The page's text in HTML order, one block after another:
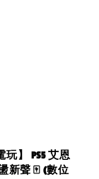
玩】 PS5 艾恩
新聲 🀄 (數位